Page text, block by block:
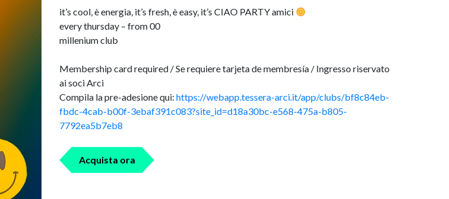
it’s cool, è energia, it’s fresh, è easy, it’s CIAO PARTY amici
every thursday – from 00
millenium club
Membership card required / Se requiere tarjeta de membresía / Ingresso riservato
ai soci Arci
Compila la pre-adesione qui: https://webapp.tessera-arci.it/app/clubs/bf8c84eb-
fbdc-4cab-b00f-3ebaf391c083?site_id=d18a30bc-e568-475a-b805-
7792ea5b7eb8
Acquista ora